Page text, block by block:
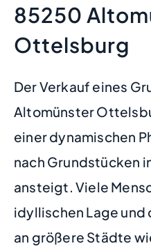
85250
Ottelsburg
Der Verkauf eines
Altomünster
einer dynamischen
nach Grundstücken
ansteigt. Viele
idyllischen Lage
an größere Städte